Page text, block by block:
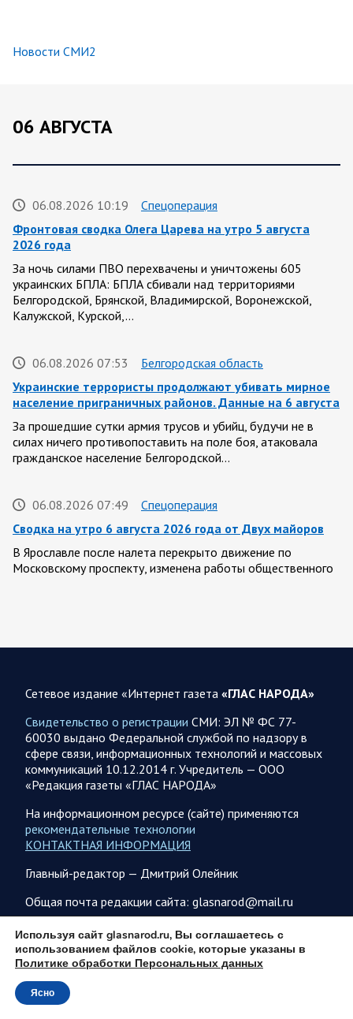
Новости СМИ2
06 АВГУСТА
06.08.2026 10:19
Спецоперация
Фронтовая сводка Олега Царева на утро 5 августа
2026 года
За ночь силами ПВО перехвачены и уничтожены 605
украинских БПЛА: БПЛА сбивали над территориями
Белгородской, Брянской, Владимирской, Воронежской,
Калужской, Курской,…
06.08.2026 07:53
Белгородская область
Украинские террористы продолжают убивать мирное
население приграничных районов. Данные на 6 августа
За прошедшие сутки армия трусов и убийц, будучи не в
силах ничего противопоставить на поле боя, атаковала
гражданское население Белгородской…
06.08.2026 07:49
Спецоперация
Сводка на утро 6 августа 2026 года от Двух майоров
В Ярославле после налета перекрыто движение по
Московскому проспекту, изменена работы общественного
5 августа группировка войск «Север» продолжила создание
Черниговской области в районе…
05 АВГУСТА
05.08.2026 21:28
Украина
Олег Царев об Украине к исходу 5 августа 2026 года
Агентство Bloomberg утверждает, что в Вене состоялась
секретная встреча бывших высокопоставленных
чиновников из России, Великобритании, Франции и
Германии, на которой…
05.08.2026 21:26
Сетевое издание «Интернет газета «ГЛАС НАРОДА»
Свидетельство о регистрации СМИ: ЭЛ № ФС 77-
60030 выдано Федеральной службой по надзору в
сфере связи, информационных технологий и массовых
коммуникаций 10.12.2014 г. Учредитель — ООО
«Редакция газеты «ГЛАС НАРОДА»
На информационном ресурсе (сайте) применяются
рекомендательные технологии
КОНТАКТНАЯ ИНФОРМАЦИЯ
Главный-редактор — Дмитрий Олейник
Общая почта редакции сайта: glasnarod@mail.ru
ПОДПИСКА
Используя сайт glasnarod.ru, Вы соглашаетесь с
использованием файлов cookie, которые указаны в
Политике обработки Персональных данных
Ясно